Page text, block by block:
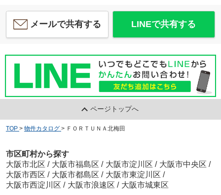
メールで共有する LINEで共有する
ページトップへ
TOP > 物件カタログ > ＦＯＲＴＵＮＡ北梅田
市区町村から探す
大阪市北区 / 大阪市福島区 / 大阪市淀川区 / 大阪市中央区 /
大阪市西区 / 大阪市都島区 / 大阪市東淀川区 /
大阪市西淀川区 / 大阪市浪速区 / 大阪市城東区